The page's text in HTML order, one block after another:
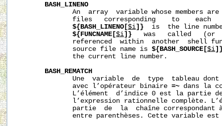
BASH_LINENO
An  array  variable whose members
files   corresponding    to
${BASH_LINENO[$i]}
is  the line
${FUNCNAME[$i]}
was   called
referenced  within  another  shell
              source file name is
${BASH_SOURCE[$i
              the current line number.
BASH_REMATCH
Une  variable  de  type  tableau
              avec l’opérateur binaire
=~ dans la
L’élément  d’indice 0 est la partie
l’expression rationnelle complète.
partie  de  la  chaîne correspondant
entre parenthèses. Cette variable est